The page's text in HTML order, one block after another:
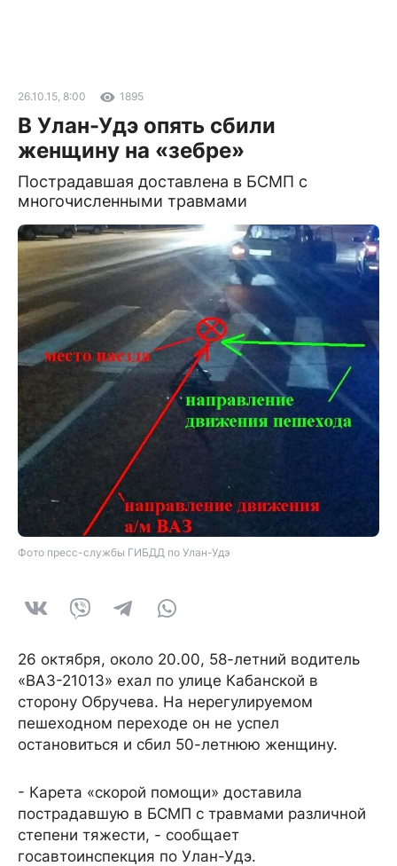
26.10.15, 8:00 1895
В Улан-Удэ опять сбили
женщину на «зебре»
Пострадавшая доставлена в БСМП с
многочисленными травмами
Фото пресс-службы ГИБДД по Улан-Удэ
26 октября, около 20.00, 58-летний водитель
«ВАЗ-21013» ехал по улице Кабанской в
сторону Обручева. На нерегулируемом
пешеходном переходе он не успел
остановиться и сбил 50-летнюю женщину.
- Карета «скорой помощи» доставила
пострадавшую в БСМП с травмами различной
степени тяжести, - сообщает
госавтоинспекция по Улан-Удэ.